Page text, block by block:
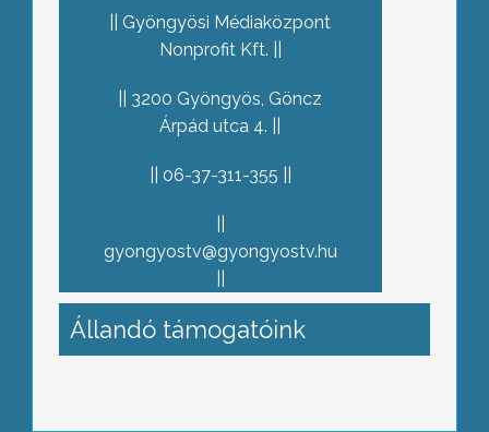
Gyöngyösi Médiaközpont
Nonprofit Kft.
3200 Gyöngyös, Göncz
Árpád utca 4.
06-37-311-355
gyongyostv@gyongyostv.hu
Állandó támogatóink